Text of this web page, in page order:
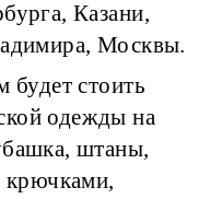
Казани,
Москвы.
будет стоить
одежды на
штаны,
крючками,